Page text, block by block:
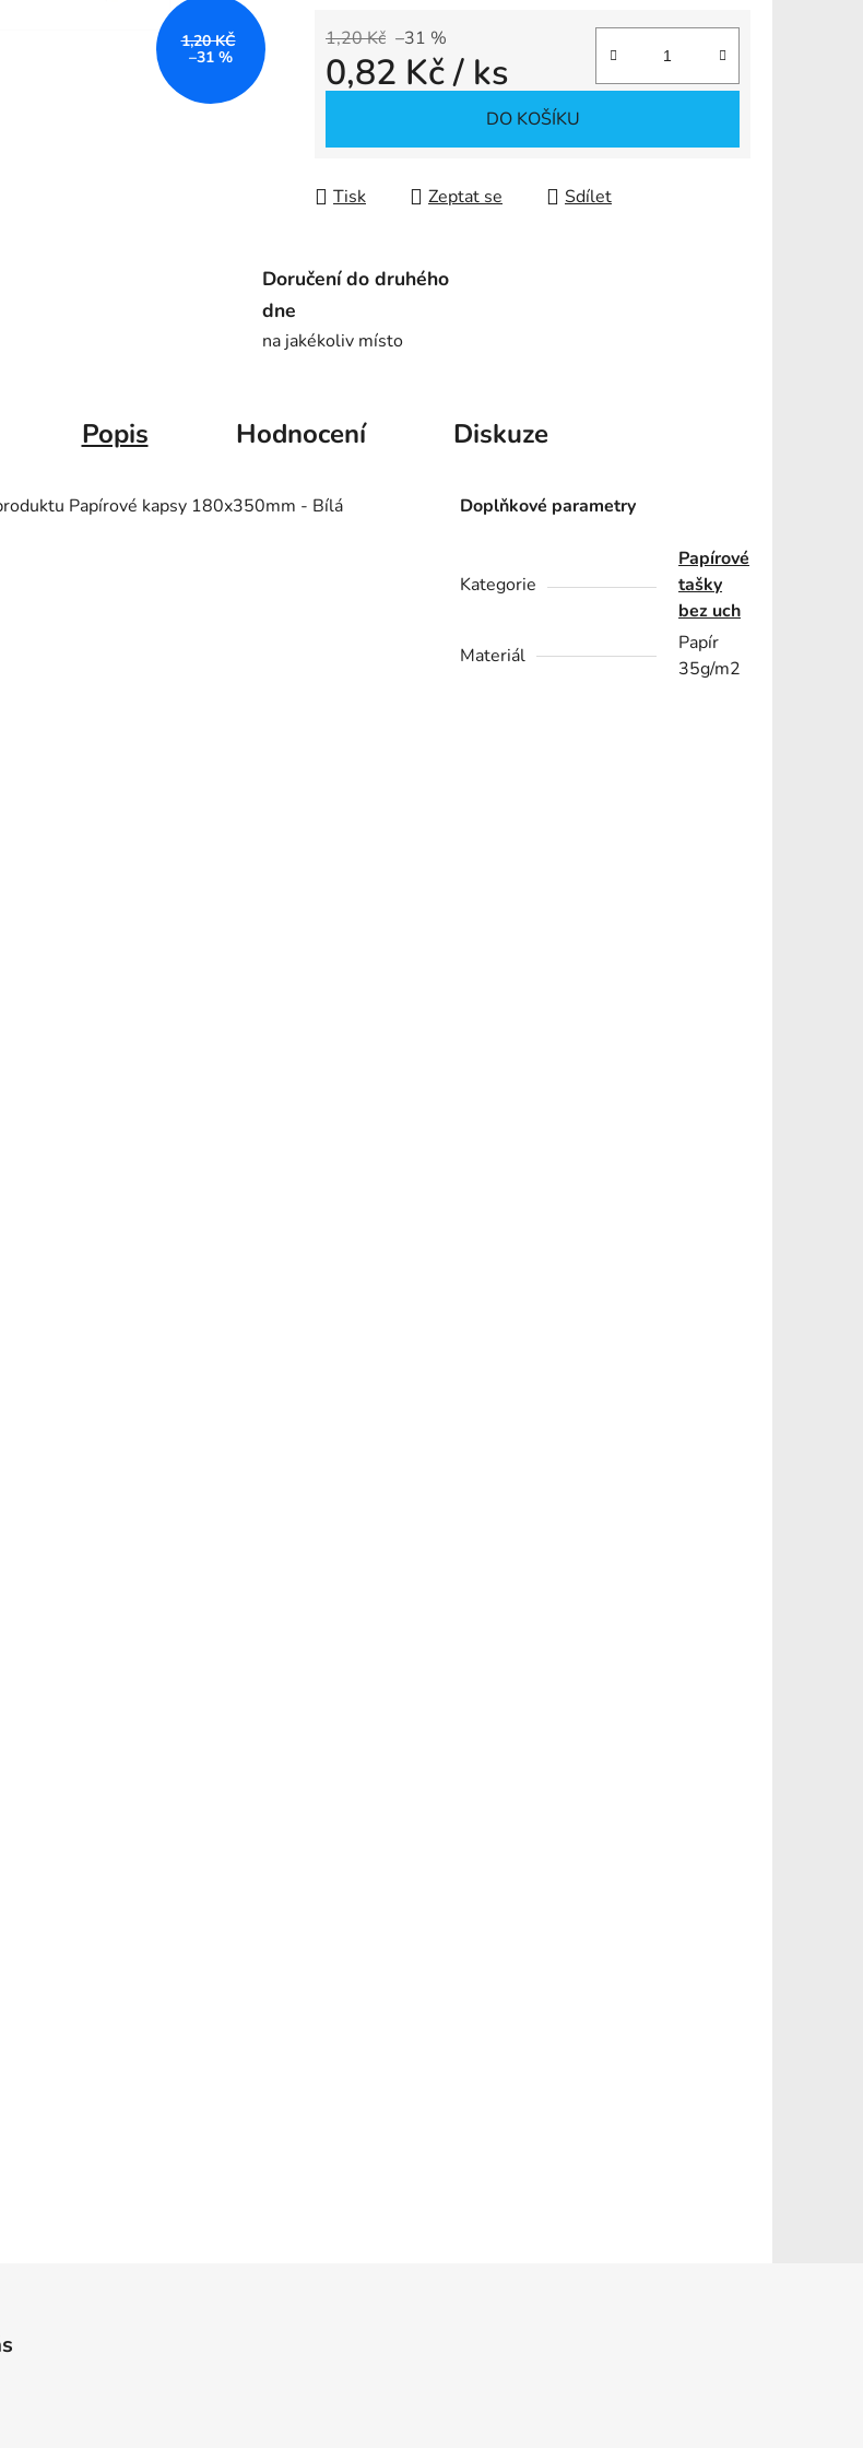
hvězdiček.
1,20 Kč –31 %
0,82 Kč/ ks
DO KOŠÍKU
Tisk Zeptat se Sdílet
1,20 KČ
–31 %
Doručení do druhého
dne
na jakékoliv místo
Popis Hodnocení Diskuze
Papírové kapsy 180x350mm - Bílá Doplňkové parametry
Kategorie
Papírové
tašky
bez uch
Materiál
Papír
35g/m2